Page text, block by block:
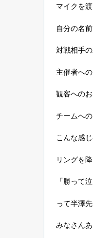
マイクを
自分の名
対戦相手
主催者へ
観客への
チームへ
こんな感
リングを
「勝って
って半澤先
みなさん